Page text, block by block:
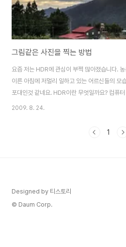
그림같은 사진을 찍는 방법
요즘 저는 HDR에 관심이 부쩍 많아졌습니다. 농
이른 아침에 저멀리 일하고 있는 어르신들의 모
포대인것 같네요. HDR이란 무엇일까요? 컴퓨터
하이 다이내믹 레인지 이미징(High Dynamic
지털 화상 처리 기법을 가리킨다. 하이 다이내믹
2009. 8. 24.
1
Designed by 티스토리
© Daum Corp.